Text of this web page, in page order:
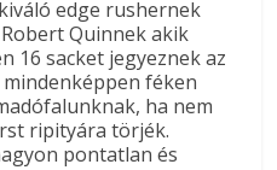
edge rushernek
Quinnek akik
16 sacket jegyeznek az
féken
ha nem
ripityára törjék.
pontatlan és